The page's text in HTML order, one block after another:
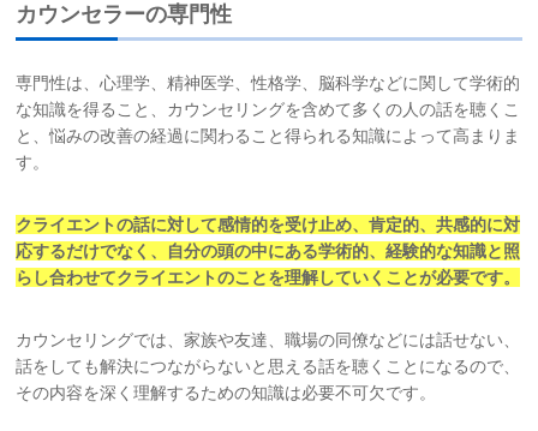
カウンセラーの専門性
専門性は、心理学、精神医学、性格学、脳科学などに関して学術的
な知識を得ること、カウンセリングを含めて多くの人の話を聴くこ
と、悩みの改善の経過に関わること得られる知識によって高まりま
す。
クライエントの話に対して感情的を受け止め、肯定的、共感的に対
応するだけでなく、自分の頭の中にある学術的、経験的な知識と照
らし合わせてクライエントのことを理解していくことが必要です。
カウンセリングでは、家族や友達、職場の同僚などには話せない、
話をしても解決につながらないと思える話を聴くことになるので、
その内容を深く理解するための知識は必要不可欠です。